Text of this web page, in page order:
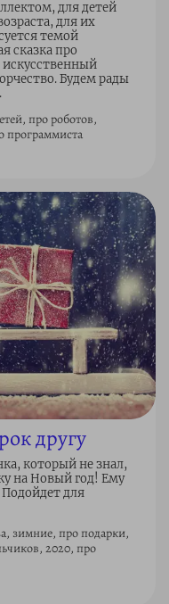
для детей
для их
темой
сказка про
Будем рады
про роботов,
программиста
другу
который не знал,
на Новый год! Ему
для
зимние, про подарки,
2020, про